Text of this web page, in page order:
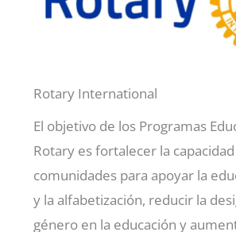
Rotary International
El objetivo de los Programas
Rotary es fortalecer la
comunidades para apoyar la
y la alfabetización, reducir la
género en la educación y